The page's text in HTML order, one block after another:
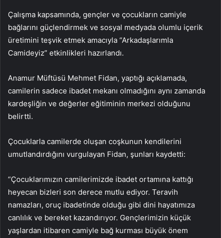
Çalışma kapsamında, gençler ve çocukların camiyle
bağlarını güçlendirmek ve sosyal medyada olumlu içerik
üretimini teşvik etmek amacıyla “Arkadaşlarımla
Camideyiz” etkinlikleri hazırlandı.
Anamur Müftüsü Mehmet Fidan, yaptığı açıklamada,
camilerin sadece ibadet mekanı olmadığını aynı zamanda
kardeşliğin ve değerler eğitiminin merkezi olduğunu
belirtti.
Çocuklarla camilerde oluşan coşkunun kendilerini
umutlandırdığını vurgulayan Fidan, şunları kaydetti:
“Çocuklarımızın camilerimizde ibadet ortamına kattığı
heyecan bizleri son derece mutlu ediyor. Teravih
namazları, oruç ibadetinde olduğu gibi dini hayatımıza
canlılık ve bereket kazandırıyor. Gençlerimizin küçük
yaşlardan itibaren camiyle bağ kurması büyük önem